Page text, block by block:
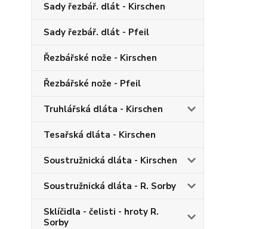
Sady řezbář. dlát - Kirschen
Sady řezbář. dlát - Pfeil
Řezbářské nože - Kirschen
Řezbářské nože - Pfeil
Truhlářská dláta - Kirschen
Tesařská dláta - Kirschen
Soustružnická dláta - Kirschen
Soustružnická dláta - R. Sorby
Sklíčidla - čelisti - hroty R.
Sorby